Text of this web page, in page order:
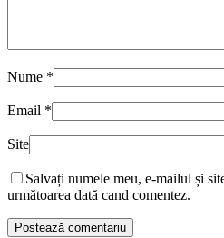
Nume *
Email *
Site
Salvați numele meu, e-mailul și
următoarea dată cand comentez.